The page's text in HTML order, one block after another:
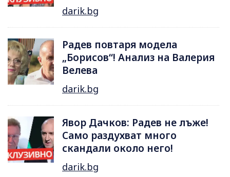
darik.bg
Радев повтаря модела
„Борисов“! Анализ на Валерия
Велева
darik.bg
Явор Дачков: Радев не лъже!
Само раздухват много
скандали около него!
darik.bg